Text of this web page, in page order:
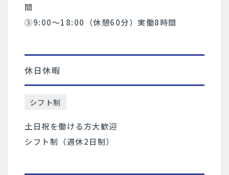
間
③9:00～18:00（休憩60分）実働8時間
休日休暇
シフト制
土日祝を働ける方大歓迎
シフト制（週休2日制）